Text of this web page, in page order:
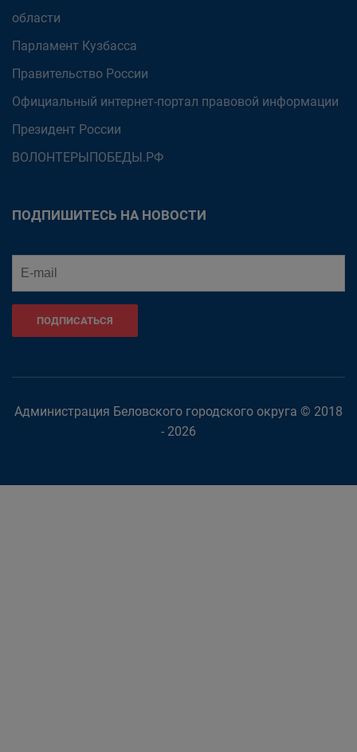
области
Парламент Кузбасса
Правительство России
Официальный интернет-портал правовой информации
Президент России
ВОЛОНТЕРЫПОБЕДЫ.РФ
ПОДПИШИТЕСЬ НА НОВОСТИ
ПОДПИСАТЬСЯ
Администрация Беловского городского округа © 2018
- 2026